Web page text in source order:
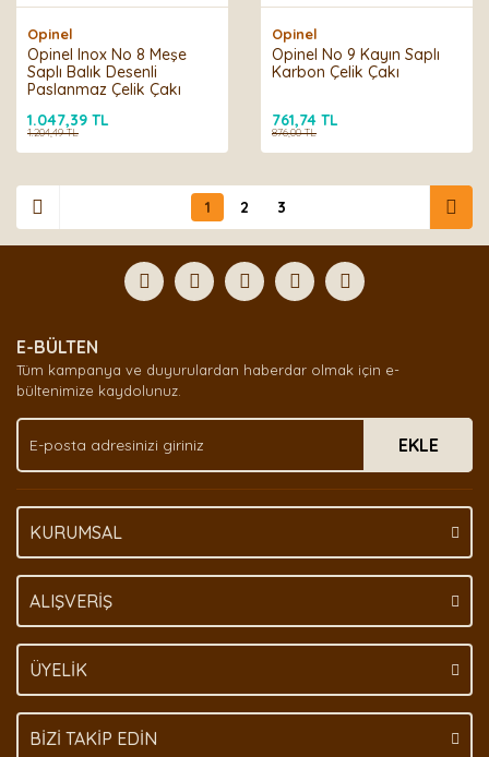
Opinel
Opinel Inox No 8 Meşe
Saplı Balık Desenli
Paslanmaz Çelik Çakı
1.047,39 TL
1.204,49 TL
Opinel
Opinel No 9 Kayın Saplı
Karbon Çelik Çakı
761,74 TL
876,00 TL
1 2 3
E-BÜLTEN
Tüm kampanya ve duyurulardan haberdar olmak için e-
bültenimize kaydolunuz.
EKLE
KURUMSAL
ALIŞVERİŞ
ÜYELİK
BİZİ TAKİP EDİN